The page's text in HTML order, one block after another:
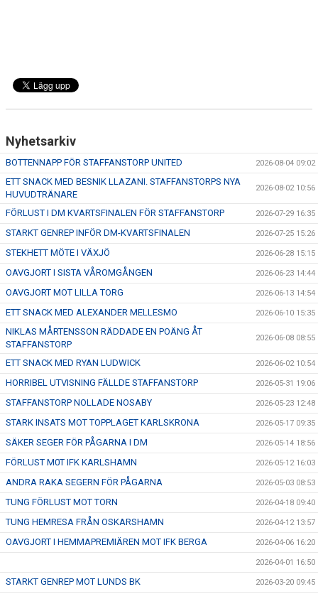
Nyhetsarkiv
BOTTENNAPP FÖR STAFFANSTORP UNITED 2026-08-04 09:02
ETT SNACK MED BESNIK LLAZANI. STAFFANSTORPS NYA
HUVUDTRÄNARE
2026-08-02 10:56
FÖRLUST I DM KVARTSFINALEN FÖR STAFFANSTORP 2026-07-29 16:35
STARKT GENREP INFÖR DM-KVARTSFINALEN 2026-07-25 15:26
STEKHETT MÖTE I VÄXJÖ 2026-06-28 15:15
OAVGJORT I SISTA VÅROMGÅNGEN 2026-06-23 14:44
OAVGJORT MOT LILLA TORG 2026-06-13 14:54
ETT SNACK MED ALEXANDER MELLESMO 2026-06-10 15:35
NIKLAS MÅRTENSSON RÄDDADE EN POÄNG ÅT
STAFFANSTORP
2026-06-08 08:55
ETT SNACK MED RYAN LUDWICK 2026-06-02 10:54
HORRIBEL UTVISNING FÄLLDE STAFFANSTORP 2026-05-31 19:06
STAFFANSTORP NOLLADE NOSABY 2026-05-23 12:48
STARK INSATS MOT TOPPLAGET KARLSKRONA 2026-05-17 09:35
SÄKER SEGER FÖR PÅGARNA I DM 2026-05-14 18:56
FÖRLUST M0T IFK KARLSHAMN 2026-05-12 16:03
ANDRA RAKA SEGERN FÖR PÅGARNA 2026-05-03 08:53
TUNG FÖRLUST MOT TORN 2026-04-18 09:40
TUNG HEMRESA FRÅN OSKARSHAMN 2026-04-12 13:57
OAVGJORT I HEMMAPREMIÄREN MOT IFK BERGA 2026-04-06 16:20
2026-04-01 16:50
STARKT GENREP MOT LUNDS BK 2026-03-20 09:45